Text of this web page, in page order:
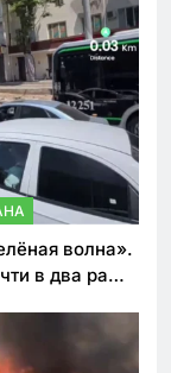
волна».
в два раза